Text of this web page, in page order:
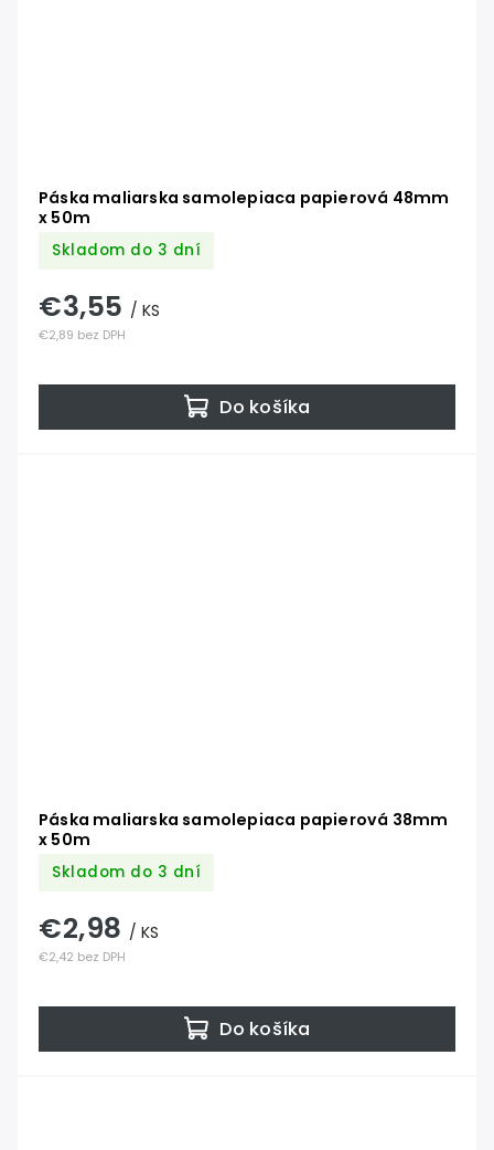
Páska maliarska samolepiaca papierová 48mm
x 50m
Skladom do 3 dní
€2,89 bez DPH
€3,55 / KS
Do košíka
Páska maliarska samolepiaca papierová 38mm
x 50m
Skladom do 3 dní
€2,42 bez DPH
€2,98 / KS
Do košíka